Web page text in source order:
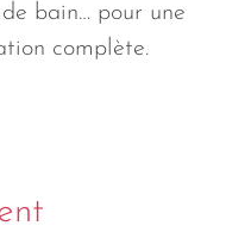
bain… pour une
complète.